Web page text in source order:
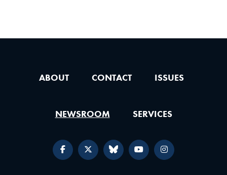
ABOUT CONTACT ISSUES
NEWSROOM SERVICES